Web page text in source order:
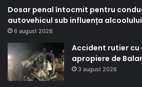
Dosar penal întocmit pentru
autovehicul sub influența alcoolului
6 august 2026
Accident rutier cu
apropiere de
3 august 2026